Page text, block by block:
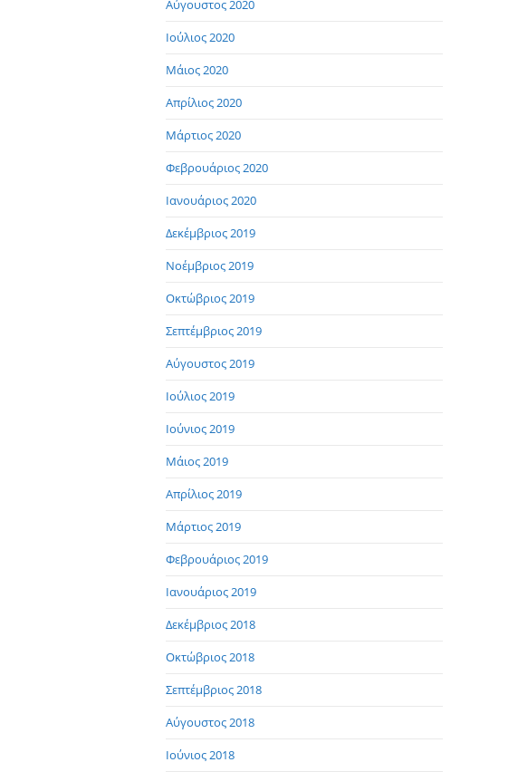
Αύγουστος 2020
Ιούλιος 2020
Μάιος 2020
Απρίλιος 2020
Μάρτιος 2020
Φεβρουάριος 2020
Ιανουάριος 2020
Δεκέμβριος 2019
Νοέμβριος 2019
Οκτώβριος 2019
Σεπτέμβριος 2019
Αύγουστος 2019
Ιούλιος 2019
Ιούνιος 2019
Μάιος 2019
Απρίλιος 2019
Μάρτιος 2019
Φεβρουάριος 2019
Ιανουάριος 2019
Δεκέμβριος 2018
Οκτώβριος 2018
Σεπτέμβριος 2018
Αύγουστος 2018
Ιούνιος 2018